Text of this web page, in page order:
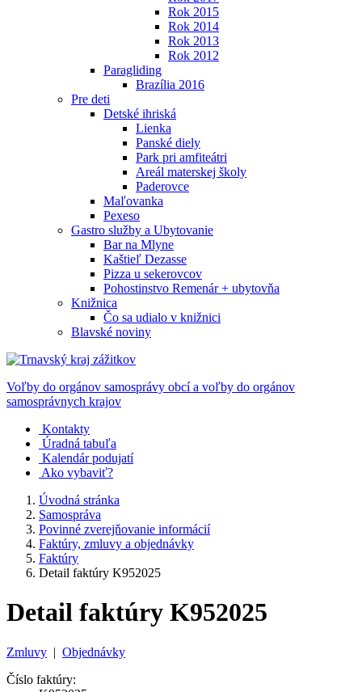
Rok 2015
Rok 2014
Rok 2013
Rok 2012
Paragliding
Brazília 2016
Pre deti
Detské ihriská
Lienka
Panské diely
Park pri amfiteátri
Areál materskej školy
Paderovce
Maľovanka
Pexeso
Gastro služby a Ubytovanie
Bar na Mlyne
Kaštieľ Dezasse
Pizza u sekerovcov
Pohostinstvo Remenár + ubytovňa
Knižnica
Čo sa udialo v knižnici
Blavské noviny
Voľby do orgánov samosprávy obcí a voľby do orgánov
samosprávnych krajov
Kontakty
Úradná tabuľa
Kalendár podujatí
Ako vybaviť?
Úvodná stránka
Samospráva
Povinné zverejňovanie informácií
Faktúry, zmluvy a objednávky
Faktúry
Detail faktúry K952025
Detail faktúry K952025
Zmluvy | Objednávky
Číslo faktúry: